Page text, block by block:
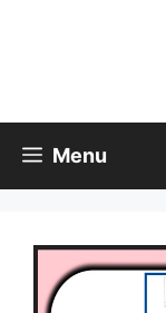
Menu